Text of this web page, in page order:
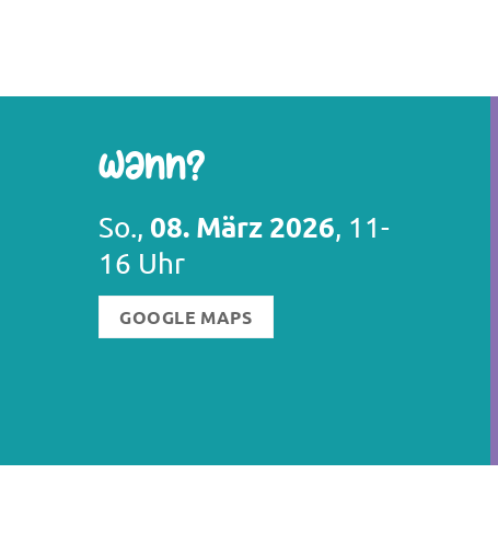
Wann?
So., 08. März 2026, 11-
16 Uhr
GOOGLE MAPS